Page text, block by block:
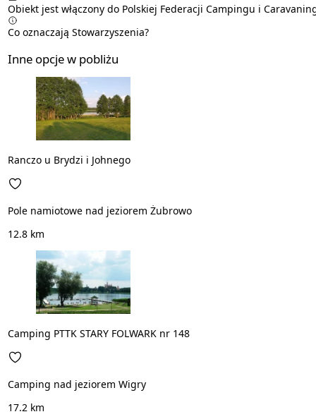
Obiekt jest włączony do Polskiej Federacji Campingu i
Co oznaczają Stowarzyszenia?
Inne opcje w pobliżu
Ranczo u Brydzi i Johnego
Pole namiotowe nad jeziorem Żubrowo
12.8 km
Camping PTTK STARY FOLWARK nr 148
Camping nad jeziorem Wigry
17.2 km